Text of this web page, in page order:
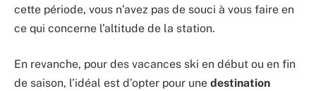
cette période, vous n’avez pas de souci à vous faire en
ce qui concerne l’altitude de la station.
En revanche, pour des vacances ski en début ou en fin
de saison, l’idéal est d’opter pour une destination